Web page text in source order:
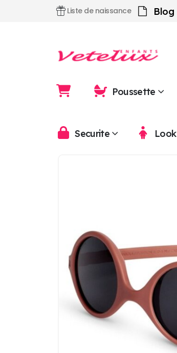
Liste de naissance Blog
Poussette
Securite Look